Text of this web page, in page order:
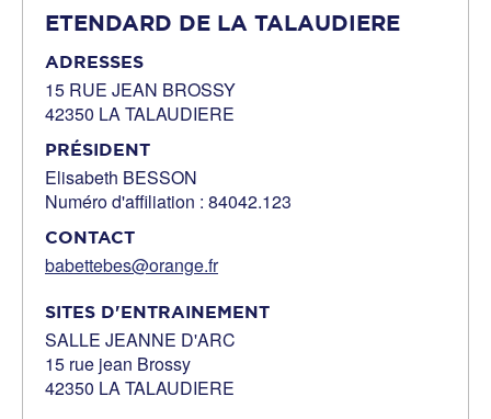
ETENDARD DE LA TALAUDIERE
ADRESSES
15 RUE JEAN BROSSY
42350 LA TALAUDIERE
PRÉSIDENT
Elisabeth BESSON
Numéro d'affiliation : 84042.123
CONTACT
babettebes@orange.fr
SITES D'ENTRAINEMENT
SALLE JEANNE D'ARC
15 rue jean Brossy
42350 LA TALAUDIERE